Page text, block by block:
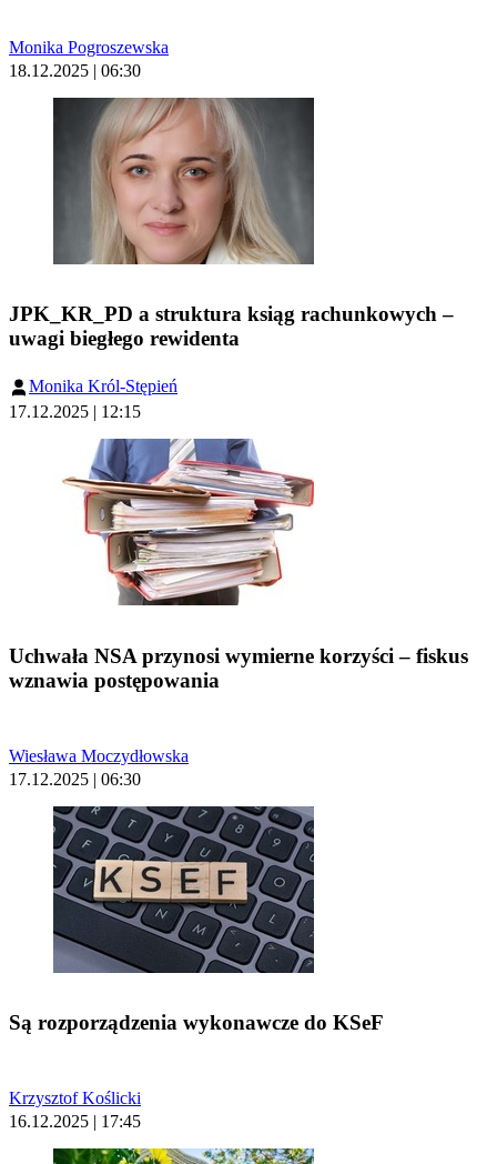
Monika Pogroszewska
18.12.2025 | 06:30
JPK_KR_PD a struktura ksiąg rachunkowych –
uwagi biegłego rewidenta
Monika Król-Stępień
17.12.2025 | 12:15
Uchwała NSA przynosi wymierne korzyści – fiskus
wznawia postępowania
Wiesława Moczydłowska
17.12.2025 | 06:30
Są rozporządzenia wykonawcze do KSeF
Krzysztof Koślicki
16.12.2025 | 17:45